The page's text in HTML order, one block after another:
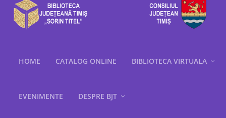
HOME CATALOG ONLINE BIBLIOTECA VIRTUALA
EVENIMENTE DESPRE BJT